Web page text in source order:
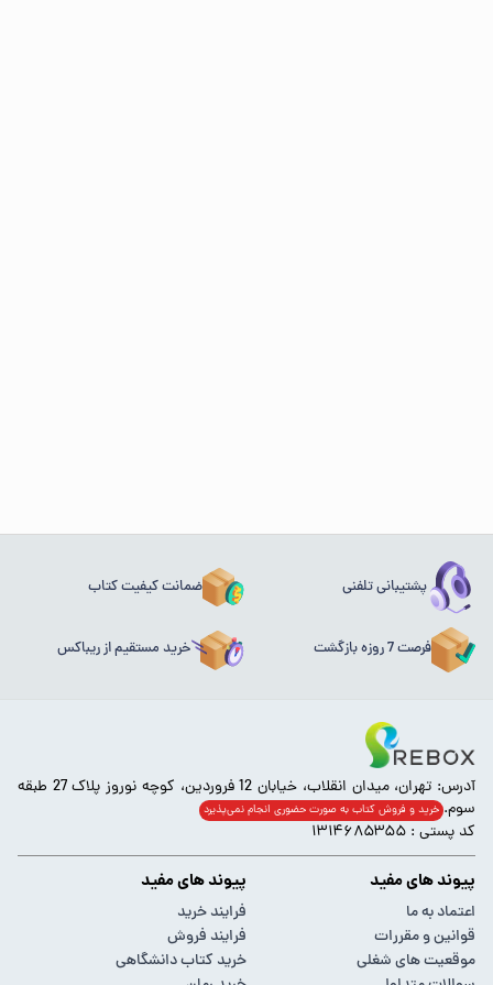
پشتیبانی تلفنی ضمانت کیفیت کتاب
فرصت 7 روزه بازگشت خرید مستقیم از ریباکس
آدرس: تهران، میدان انقلاب، خیابان 12 فروردین، کوچه نوروز پلاک 27 طبقه
سوم. خرید و فروش کتاب به صورت حضوری انجام‌ نمی‌پذیرد
کد پستی : ۱۳۱۴۶۸۵۳۵۵
پیوند های مفید
اعتماد به ما
قوانین و مقررات
موقعیت های شغلی
پیوند های مفید
فرایند خرید
فرایند فروش
خرید کتاب دانشگاهی